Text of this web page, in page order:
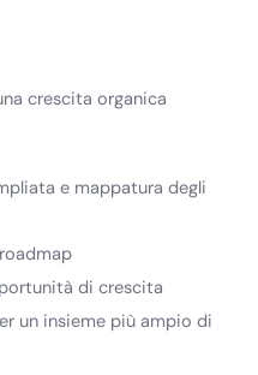
crescita organica
e mappatura degli
di crescita
un insieme più ampio di